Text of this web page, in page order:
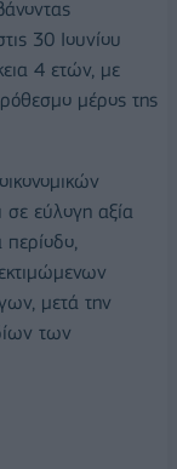
30 Ιουνίου
4 ετών, με
μέρος της
σε εύλογη αξία
μετά την
των